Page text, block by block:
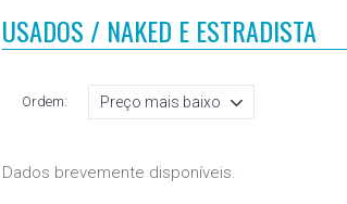
USADOS / NAKED E ESTRADISTA
Ordem:
Dados brevemente disponíveis.